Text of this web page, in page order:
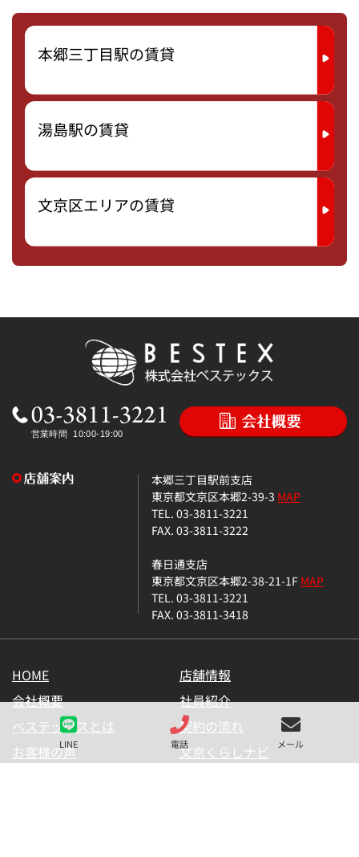
LINE 電話 メール
本郷三丁目駅の賃貸
湯島駅の賃貸
文京区エリアの賃貸
本郷三丁目駅前支店
東京都文京区本郷2-39-3 MAP
TEL. 03-3811-3221
FAX. 03-3811-3222
春日通支店
東京都文京区本郷2-38-21-1FMAP
TEL. 03-3811-3221
FAX. 03-3811-3418
HOME
店舗情報
会社概要
社員紹介
ベステックスとは
契約の流れ
お客様の声
文京くらしナビ